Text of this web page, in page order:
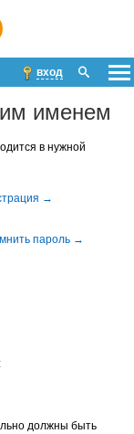
вход
именем
в нужной
→
пароль →
должны быть